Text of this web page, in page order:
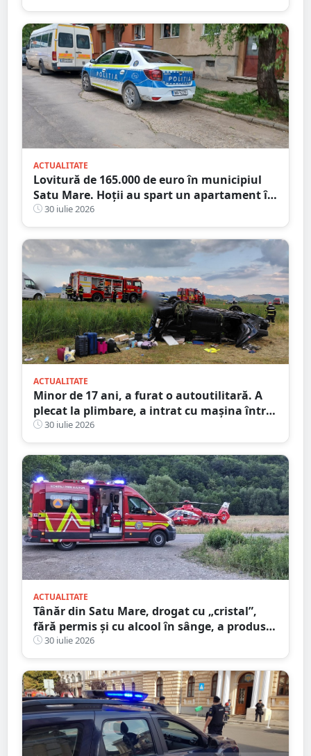
ACTUALITATE
Lovitură de 165.000 de euro în municipiul
Satu Mare. Hoții au spart un apartament în
timp ce proprietarii erau în concediu
30 iulie 2026
ACTUALITATE
Minor de 17 ani, a furat o autoutilitară. A
plecat la plimbare, a intrat cu mașina într-o
anexă și apoi a abandonat-o
30 iulie 2026
ACTUALITATE
Tânăr din Satu Mare, drogat cu „cristal”,
fără permis și cu alcool în sânge, a produs
un accident grav. Pasagerul a stat 13 zile în
spital
30 iulie 2026